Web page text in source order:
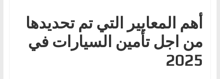
أهم المعايير التي تم تحديدها
من اجل تأمين السيارات في
2025